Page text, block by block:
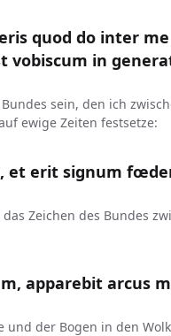
quod do inter
vobiscum in
sein, den ich
ewige Zeiten festsetze:
et erit signum
Zeichen des Bundes
apparebit arcus
und der Bogen in den